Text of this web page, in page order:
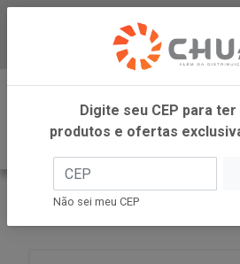
INÍCIO
CASA SUICA
Digite seu CEP para
produtos e ofertas
Não sei meu CEP